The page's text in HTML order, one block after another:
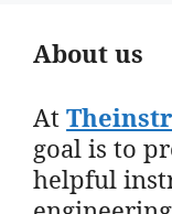
About us
At
goal is to
helpful